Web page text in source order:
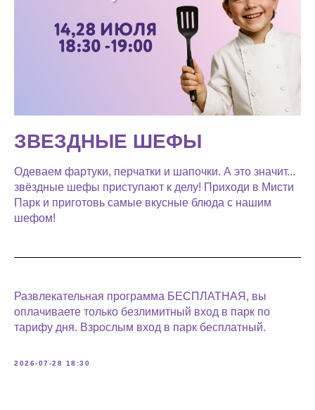
ЗВЕЗДНЫЕ ШЕФЫ
Одеваем фартуки, перчатки и шапочки. А это значит...
звёздные шефы приступают к делу! Приходи в Мисти
Парк и приготовь самые вкусные блюда с нашим
шефом!
Развлекательная программа БЕСПЛАТНАЯ, вы
оплачиваете только безлимитный вход в парк по
тарифу дня. Взрослым вход в парк бесплатный.
2026-07-28 18:30